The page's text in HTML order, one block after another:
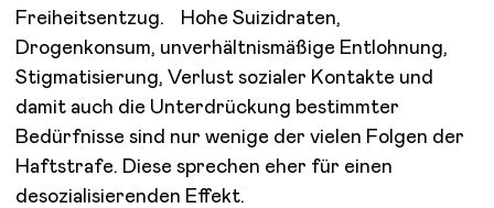
Freiheitsentzug. Hohe Suizidraten,
Drogenkonsum, unverhältnismäßige Entlohnung,
Stigmatisierung, Verlust sozialer Kontakte und
damit auch die Unterdrückung bestimmter
Bedürfnisse sind nur wenige der vielen Folgen der
Haftstrafe. Diese sprechen eher für einen
desozialisierenden Effekt.